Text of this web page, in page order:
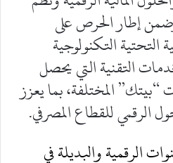
وضمن إطار الحرص على
التحتية التكنولوجية
التقنية التي يحصل
المختلفة، بما يعزز
الرقمي للقطاع المصرفي.
الرقمية والبديلة في